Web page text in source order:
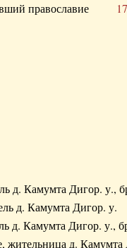
православие
д. Камумта Дигор.
д. Камумта
д. Камумта Дигор.
жительница д.